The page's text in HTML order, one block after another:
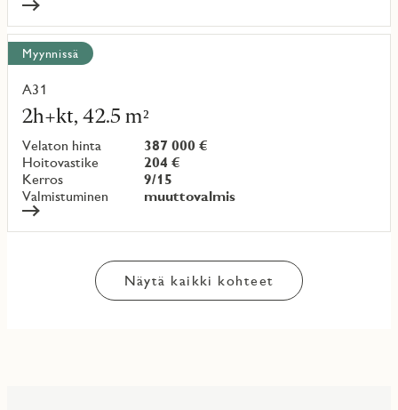
Myynnissä
A31
2h+kt, 42.5 m²
Velaton hinta
387 000 €
Hoitovastike
204 €
Kerros
9/15
Valmistuminen
muuttovalmis
Lue
lisää
kohteesta
Näytä kaikki kohteet